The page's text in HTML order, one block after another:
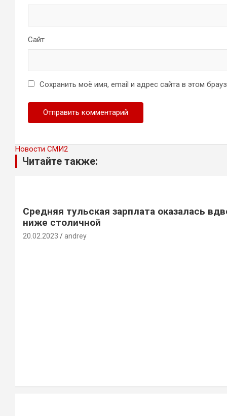
Сайт
Сохранить моё имя, email и адрес сайта в этом
Новости СМИ2
Читайте также:
Средняя тульская зарплата оказалась
ниже столичной
20.02.2023 andrey